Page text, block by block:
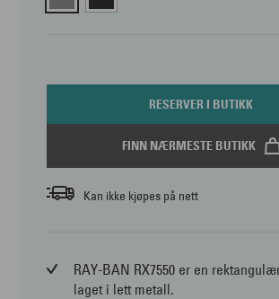
RESERVER I BUTIKK
FINN NÆRMESTE BUTIKK
Kan ikke kjøpes på nett
RAY-BAN RX7550 er en
laget i lett metall.